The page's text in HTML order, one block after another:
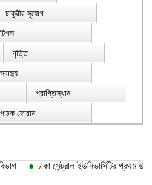
চাকুরীর সুযোগ
টিপস
বৃত্তি
স্বাস্থ্য
প্রাপ্তিস্থান
পাঠক ফোরাম
ঢাকা সেন্ট্রাল ইউনিভার্সিটির প্রথম